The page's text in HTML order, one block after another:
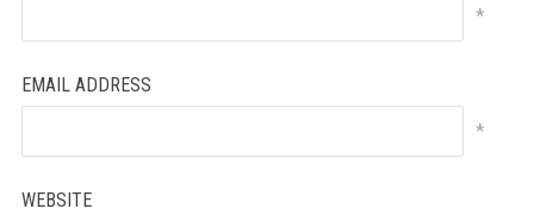
*
EMAIL ADDRESS
*
WEBSITE